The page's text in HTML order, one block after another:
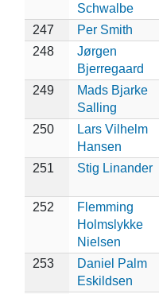
Schwalbe
247 Per Smith
248
Jørgen
Bjerregaard
249
Mads Bjarke
Salling
250
Lars Vilhelm
Hansen
251 Stig Linander
252
Flemming
Holmslykke
Nielsen
253
Daniel Palm
Eskildsen